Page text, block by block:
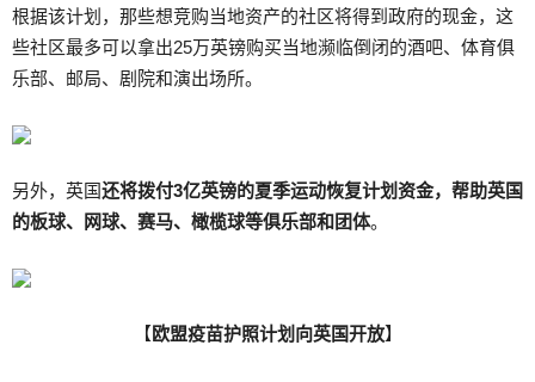
根据该计划，那些想竞购当地资产的社区将得到政府的现金，这
些社区最多可以拿出25万英镑购买当地濒临倒闭的酒吧、体育俱
乐部、邮局、剧院和演出场所。
另外，英国还将拨付3亿英镑的夏季运动恢复计划资金，帮助英国
的板球、网球、赛马、橄榄球等俱乐部和团体。
【欧盟疫苗护照计划向英国开放】